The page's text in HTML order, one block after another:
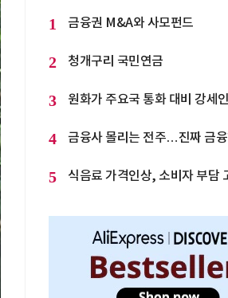
1 금융권 M&A와 사모펀드
2 청개구리 국민연금
3 원화가 주요국 통화 대비 강세
4 금융사 몰리는 전주…진짜 금
5 식음료 가격인상, 소비자 부담